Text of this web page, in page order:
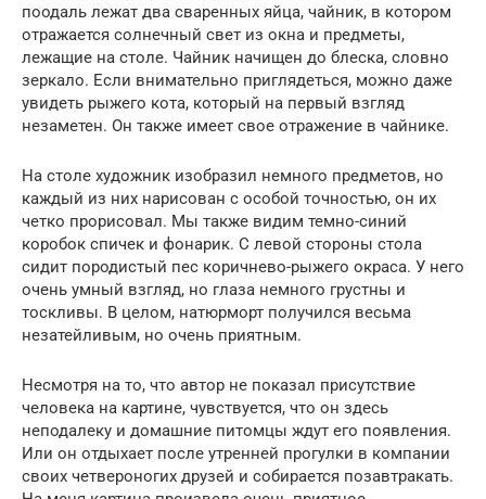
поодаль лежат два сваренных яйца, чайник, в котором
отражается солнечный свет из окна и предметы,
лежащие на столе. Чайник начищен до блеска, словно
зеркало. Если внимательно приглядеться, можно даже
увидеть рыжего кота, который на первый взгляд
незаметен. Он также имеет свое отражение в чайнике.
На столе художник изобразил немного предметов, но
каждый из них нарисован с особой точностью, он их
четко прорисовал. Мы также видим темно-синий
коробок спичек и фонарик. С левой стороны стола
сидит породистый пес коричнево-рыжего окраса. У него
очень умный взгляд, но глаза немного грустны и
тоскливы. В целом, натюрморт получился весьма
незатейливым, но очень приятным.
Несмотря на то, что автор не показал присутствие
человека на картине, чувствуется, что он здесь
неподалеку и домашние питомцы ждут его появления.
Или он отдыхает после утренней прогулки в компании
своих четвероногих друзей и собирается позавтракать.